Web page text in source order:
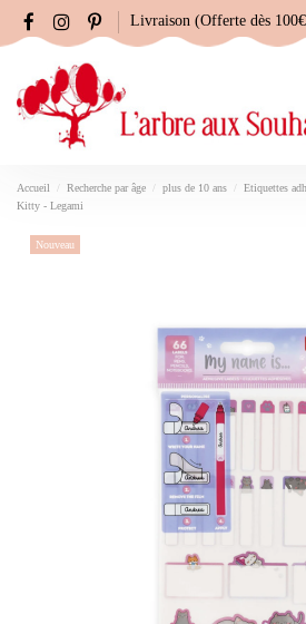
Livraison (Offerte dès
Accueil Recherche par âge plus de 10 ans
Etiquettes
Kitty - Legami
Nouveau